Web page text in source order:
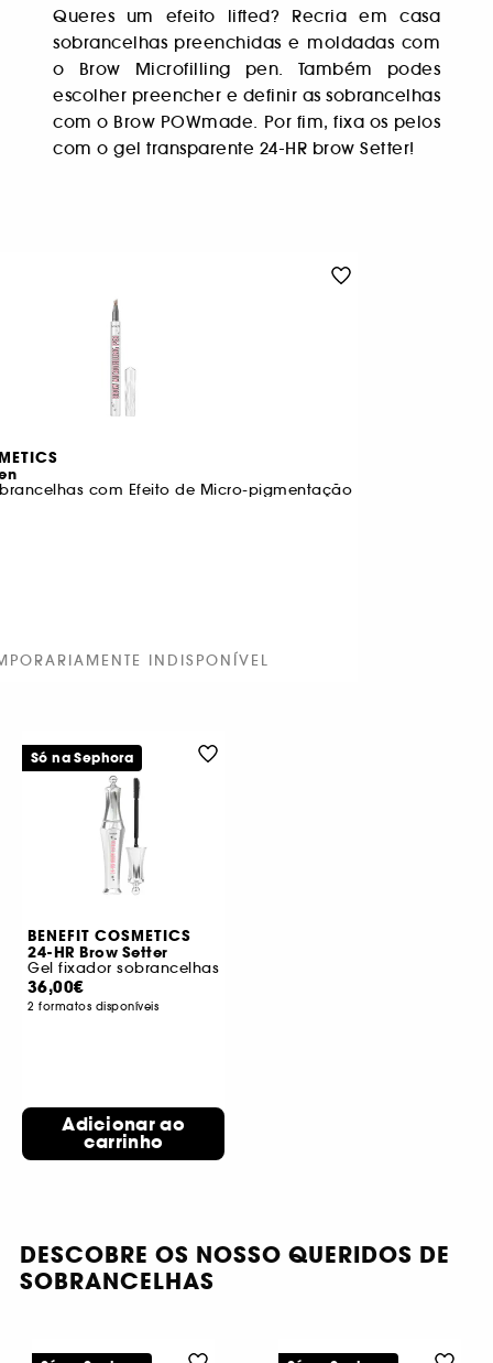
Queres um efeito lifted? Recria em casa
sobrancelhas preenchidas e moldadas com
o Brow Microfilling pen. Também podes
escolher preencher e definir as sobrancelhas
com o Brow POWmade. Por fim, fixa os pelos
com o gel transparente 24-HR brow Setter!
com Efeito de Micro-pigmentação
INDISPONÍVEL
BENEFIT COSMETICS
24-HR Brow Setter
Gel fixador sobrancelhas
36,00€
2 formatos disponíveis
Adicionar ao
carrinho
Só na Sephora
DESCOBRE OS NOSSO QUERIDOS DE
SOBRANCELHAS